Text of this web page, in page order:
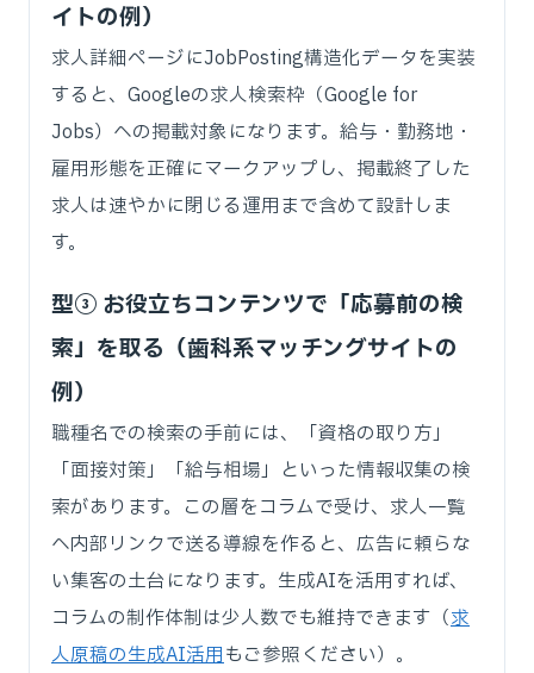
イトの例）
求人詳細ページにJobPosting構造化データを実装
すると、Googleの求人検索枠（Google for
Jobs）への掲載対象になります。給与・勤務地・
雇用形態を正確にマークアップし、掲載終了した
求人は速やかに閉じる運用まで含めて設計しま
す。
型③ お役立ちコンテンツで「応募前の検
索」を取る（歯科系マッチングサイトの
例）
職種名での検索の手前には、「資格の取り方」
「面接対策」「給与相場」といった情報収集の検
索があります。この層をコラムで受け、求人一覧
へ内部リンクで送る導線を作ると、広告に頼らな
い集客の土台になります。生成AIを活用すれば、
コラムの制作体制は少人数でも維持できます（求
人原稿の生成AI活用もご参照ください）。